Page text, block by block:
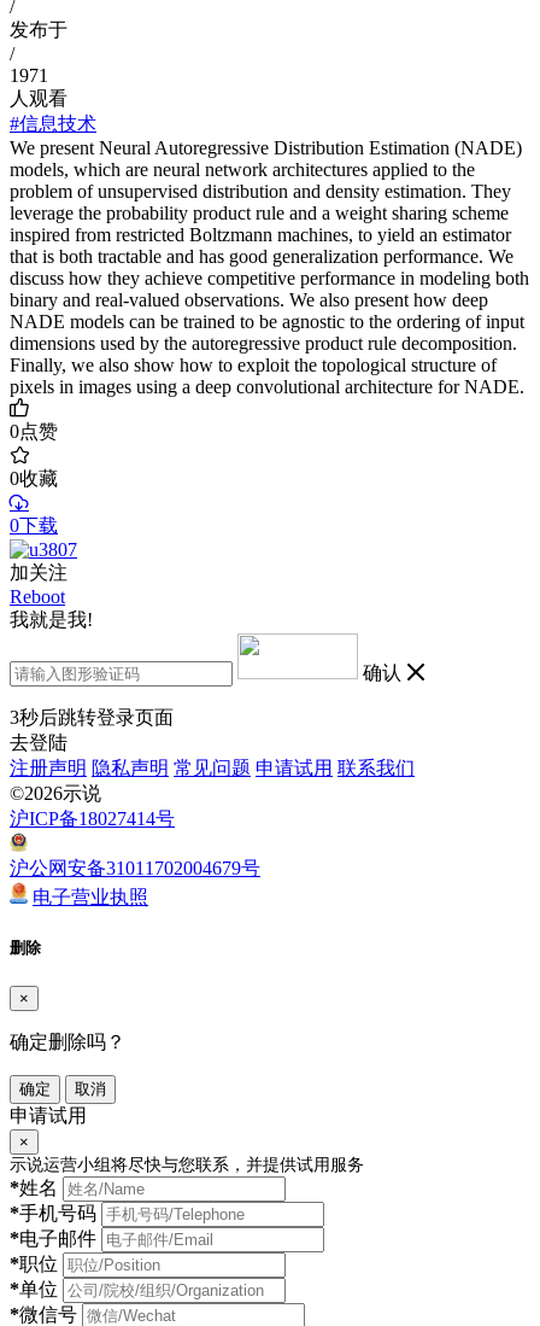
/
发布于
/
1971
人观看
#信息技术
We present Neural Autoregressive Distribution Estimation (NADE)
models, which are neural network architectures applied to the
problem of unsupervised distribution and density estimation. They
leverage the probability product rule and a weight sharing scheme
inspired from restricted Boltzmann machines, to yield an estimator
that is both tractable and has good generalization performance. We
discuss how they achieve competitive performance in modeling both
binary and real-valued observations. We also present how deep
NADE models can be trained to be agnostic to the ordering of input
dimensions used by the autoregressive product rule decomposition.
Finally, we also show how to exploit the topological structure of
pixels in images using a deep convolutional architecture for NADE.
0点赞
0收藏
0下载
加关注
Reboot
我就是我!
确认
3秒后跳转登录页面
去登陆
注册声明 隐私声明 常见问题 申请试用 联系我们
©2026示说
沪ICP备18027414号
沪公网安备31011702004679号
电子营业执照
删除
×
确定删除吗？
确定 取消
申请试用
×
示说运营小组将尽快与您联系，并提供试用服务
*姓名
*手机号码
*电子邮件
*职位
*单位
*微信号